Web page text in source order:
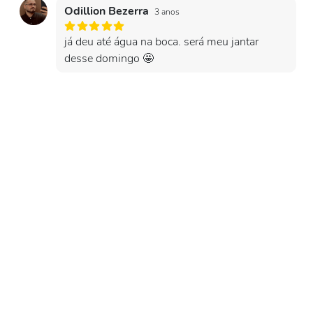
Odillion Bezerra 3 anos
já deu até água na boca. será meu jantar
desse domingo 🤩